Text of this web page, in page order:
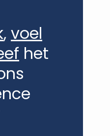
, voel
het